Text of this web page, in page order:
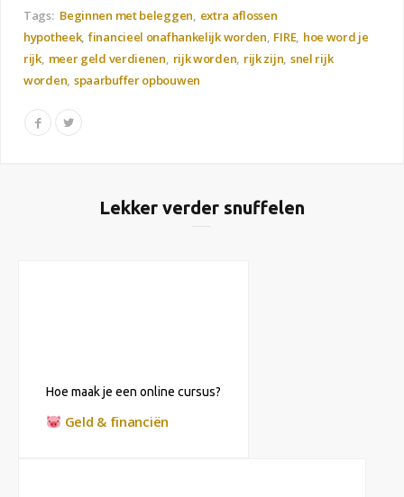
Tags: Beginnen met beleggen extra aflossen
hypotheek financieel onafhankelijk worden FIRE hoe word je
rijk meer geld verdienen rijk worden rijk zijn snel rijk
worden spaarbuffer opbouwen
Lekker verder snuffelen
Hoe maak je een online cursus?
Geld & financiën